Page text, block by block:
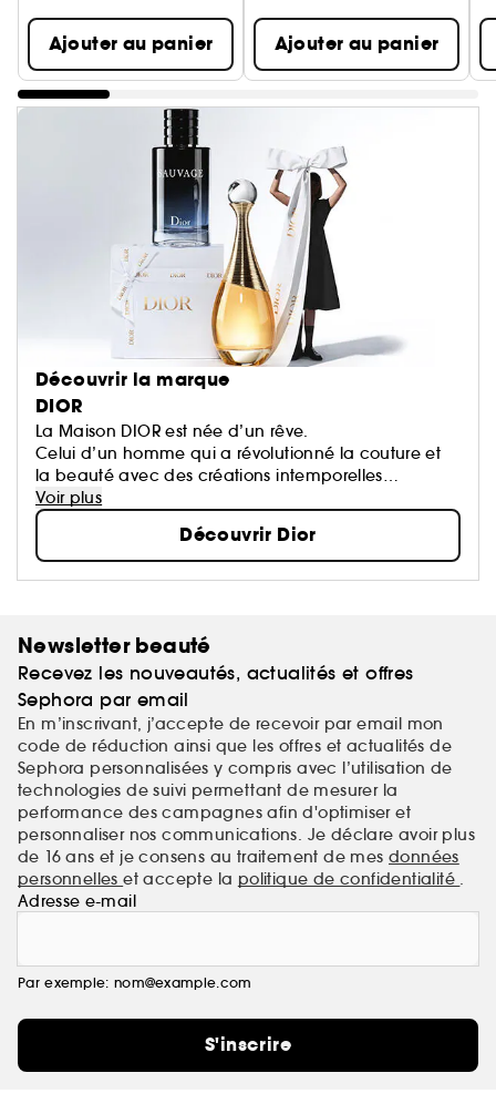
Ajouter au panier Ajouter au panier
Découvrir la marque
DIOR
La Maison DIOR est née d’un rêve.
Celui d’un homme qui a révolutionné la couture et
la beauté avec des créations intemporelles
devenues des icônes.
Chaque création de la Maison porte une part de
son rêve qui oeuvre pour un monde plus beau et
plus heureux.
Voir plus
Découvrir Dior
Newsletter beauté
Recevez les nouveautés, actualités et offres
Sephora par email
En m’inscrivant, j’accepte de recevoir par email mon
code de réduction ainsi que les offres et actualités de
Sephora personnalisées y compris avec l’utilisation de
technologies de suivi permettant de mesurer la
performance des campagnes afin d'optimiser et
personnaliser nos communications. Je déclare avoir plus
de 16 ans et je consens au traitement de mes données
personnelleset accepte la politique de confidentialité .
Adresse e-mail
Par exemple: nom@example.com
S'inscrire